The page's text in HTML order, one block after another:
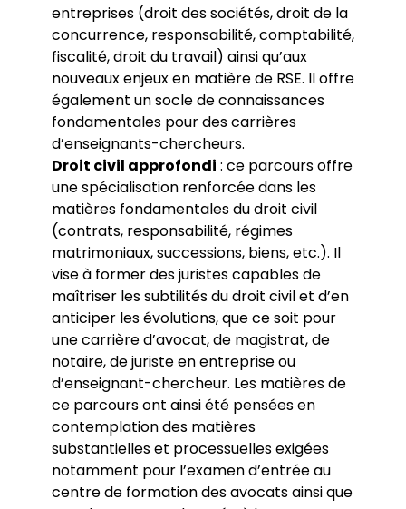
entreprises (droit des sociétés, droit de la
concurrence, responsabilité, comptabilité,
fiscalité, droit du travail) ainsi qu’aux
nouveaux enjeux en matière de RSE. Il offre
également un socle de connaissances
fondamentales pour des carrières
d’enseignants-chercheurs.
Droit civil approfondi : ce parcours offre
une spécialisation renforcée dans les
matières fondamentales du droit civil
(contrats, responsabilité, régimes
matrimoniaux, successions, biens, etc.). Il
vise à former des juristes capables de
maîtriser les subtilités du droit civil et d’en
anticiper les évolutions, que ce soit pour
une carrière d’avocat, de magistrat, de
notaire, de juriste en entreprise ou
d’enseignant-chercheur. Les matières de
ce parcours ont ainsi été pensées en
contemplation des matières
substantielles et processuelles exigées
notamment pour l’examen d’entrée au
centre de formation des avocats ainsi que